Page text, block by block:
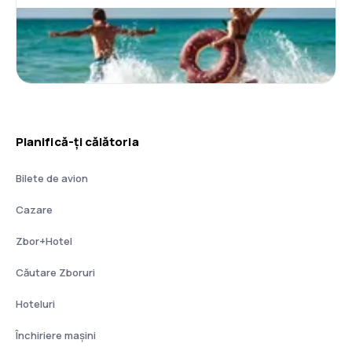
Planifică-ți călătoria
Bilete de avion
Cazare
Zbor+Hotel
Căutare Zboruri
Hoteluri
Închiriere mașini